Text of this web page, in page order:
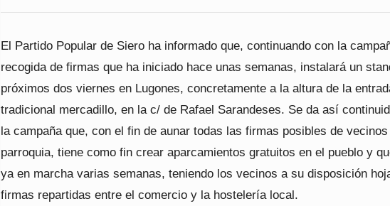
El Partido Popular de Siero ha informado que, continuando con la
recogida de firmas que ha iniciado hace unas semanas, instalará un
próximos dos viernes en Lugones, concretamente a la altura de la
tradicional mercadillo, en la c/ de Rafael Sarandeses. Se da así
la campaña que, con el fin de aunar todas las firmas posibles de
parroquia, tiene como fin crear aparcamientos gratuitos en el pueblo y
ya en marcha varias semanas, teniendo los vecinos a su disposición
firmas repartidas entre el comercio y la hostelería local.